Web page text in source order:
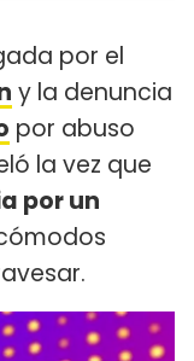
por el
y la denuncia
por abuso
la vez que
por un